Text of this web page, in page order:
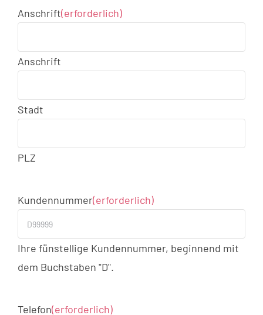
Anschrift(erforderlich)
Anschrift
Stadt
PLZ
Kundennummer(erforderlich)
Ihre fünstellige Kundennummer, beginnend mit
dem Buchstaben "D".
Telefon(erforderlich)